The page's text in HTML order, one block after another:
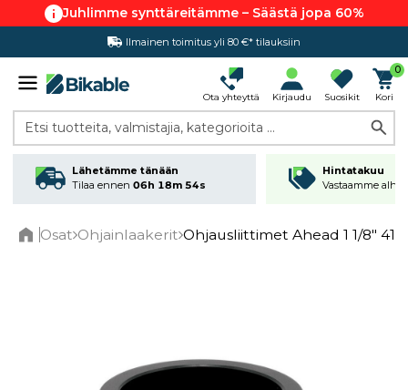
Juhlimme synttäreitämme – Säästä jopa 60%
Ilmainen toimitus yli 80 €* tilauksiin
Hintatakuu
Ota yhteyttä Kirjaudu Suosikit
0
Kori
Etsi tuotteita, valmistajia, kategorioita ...
Lähetämme tänään
Tilaa ennen 06h 18m 54s
Hintatakuu
Vastaamme
Osat Ohjainlaakerit Ohjausliittimet Ahead 1 1/8"